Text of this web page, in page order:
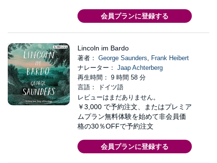
会員プランに登録する
Lincoln im Bardo
著者： George Saunders, Frank Heibert
ナレーター： Jaap Achterberg
再生時間： 9 時間 58 分
言語： ドイツ語
レビューはまだありません。
￥3,000 で予約注文、またはプレミア
ムプラン無料体験を始めて非会員価
格の30％OFFで予約注文
会員プランに登録する